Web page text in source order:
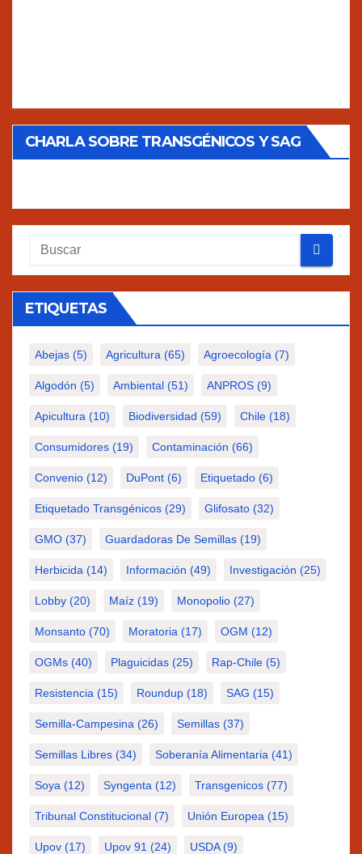
CHARLA SOBRE TRANSGÉNICOS Y SAG
ETIQUETAS
Abejas (5) Agricultura (65) Agroecología (7)
Algodón (5) Ambiental (51) ANPROS (9)
Apicultura (10) Biodiversidad (59) Chile (18)
Consumidores (19) Contaminación (66)
Convenio (12) DuPont (6) Etiquetado (6)
Etiquetado Transgénicos (29) Glifosato (32)
GMO (37) Guardadoras De Semillas (19)
Herbicida (14) Información (49) Investigación (25)
Lobby (20) Maíz (19) Monopolio (27)
Monsanto (70) Moratoria (17) OGM (12)
OGMs (40) Plaguicidas (25) Rap-Chile (5)
Resistencia (15) Roundup (18) SAG (15)
Semilla-Campesina (26) Semillas (37)
Semillas Libres (34) Soberanía Alimentaria (41)
Soya (12) Syngenta (12) Transgenicos (77)
Tribunal Constitucional (7) Unión Europea (15)
Upov (17) Upov 91 (24) USDA(9)